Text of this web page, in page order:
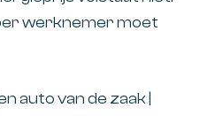
werknemer moet
auto van de zaak |